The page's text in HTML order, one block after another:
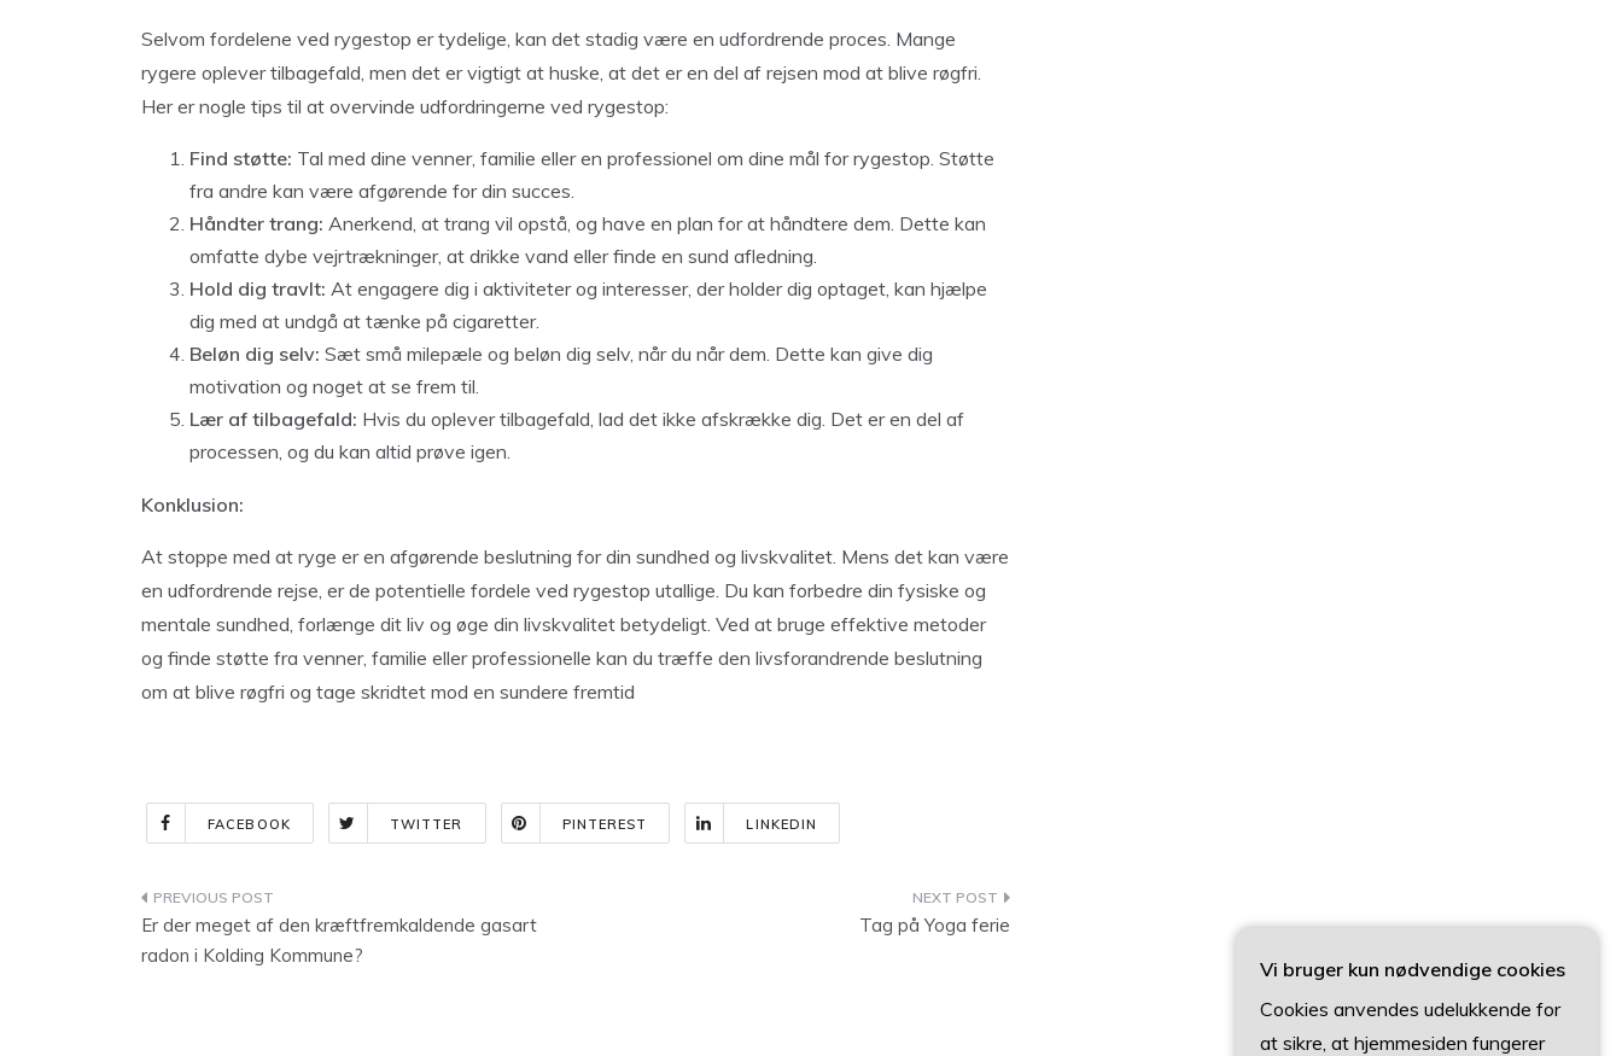
Selvom fordelene ved rygestop er tydelige, kan det stadig være en udfordrende proces. Mange
rygere oplever tilbagefald, men det er vigtigt at huske, at det er en del af rejsen mod at blive røgfri.
Her er nogle tips til at overvinde udfordringerne ved rygestop:
Find støtte: Tal med dine venner, familie eller en professionel om dine mål for rygestop. Støtte
fra andre kan være afgørende for din succes.
Håndter trang: Anerkend, at trang vil opstå, og have en plan for at håndtere dem. Dette kan
omfatte dybe vejrtrækninger, at drikke vand eller finde en sund afledning.
Hold dig travlt: At engagere dig i aktiviteter og interesser, der holder dig optaget, kan hjælpe
dig med at undgå at tænke på cigaretter.
Beløn dig selv: Sæt små milepæle og beløn dig selv, når du når dem. Dette kan give dig
motivation og noget at se frem til.
Lær af tilbagefald: Hvis du oplever tilbagefald, lad det ikke afskrække dig. Det er en del af
processen, og du kan altid prøve igen.
Konklusion:
At stoppe med at ryge er en afgørende beslutning for din sundhed og livskvalitet. Mens det kan være
en udfordrende rejse, er de potentielle fordele ved rygestop utallige. Du kan forbedre din fysiske og
mentale sundhed, forlænge dit liv og øge din livskvalitet betydeligt. Ved at bruge effektive metoder
og finde støtte fra venner, familie eller professionelle kan du træffe den livsforandrende beslutning
om at blive røgfri og tage skridtet mod en sundere fremtid
FACEBOOK TWITTER PINTEREST LINKEDIN
Indlægsnavigation
Er der meget af den kræftfremkaldende gasart
radon i Kolding Kommune?
Tag på Yoga ferie
Vi bruger kun nødvendige cookies
Cookies anvendes udelukkende for
at sikre, at hjemmesiden fungerer